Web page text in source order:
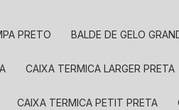
PRETO BALDE DE GELO
CAIXA TERMICA LARGER PRETA
CAIXA TERMICA PETIT PRETA